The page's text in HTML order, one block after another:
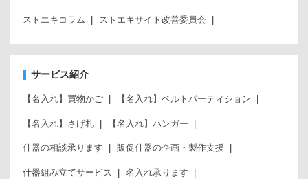
ストエキコラム ストエキサイト改善委員会
サービス紹介
【名入れ】買物かご 【名入れ】ベルトパーティション
【名入れ】さげ札 【名入れ】ハンガー
什器の相談承ります 販促什器の企画・製作支援
什器組み立てサービス 名入れ承ります